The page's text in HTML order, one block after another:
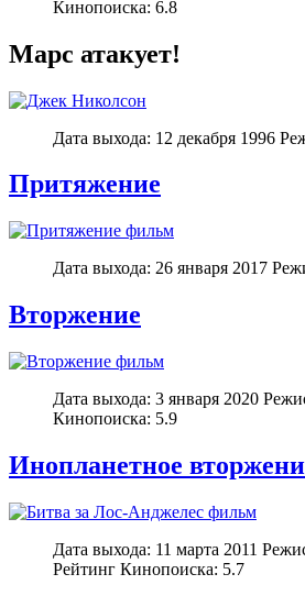
Кинопоиска: 6.8
Марс атакует!
Дата выхода: 12 декабря 1996
Притяжение
Дата выхода: 26 января 2017
Вторжение
Дата выхода: 3 января 2020
Кинопоиска: 5.9
Инопланетное
Дата выхода: 11 марта 2011
Рейтинг Кинопоиска: 5.7